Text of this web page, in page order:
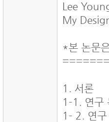
Lee
My
*본 논문
1. 서론
1-1. 연구
1- 2. 연